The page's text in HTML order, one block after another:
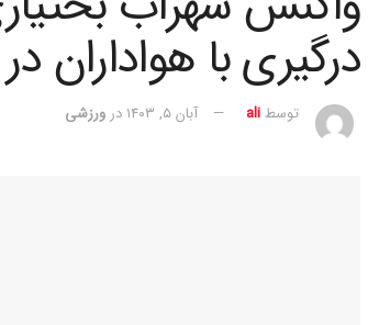
درگیری با هواداران
توسط ali آبان ۵, ۱۴۰۳ در ورزشی